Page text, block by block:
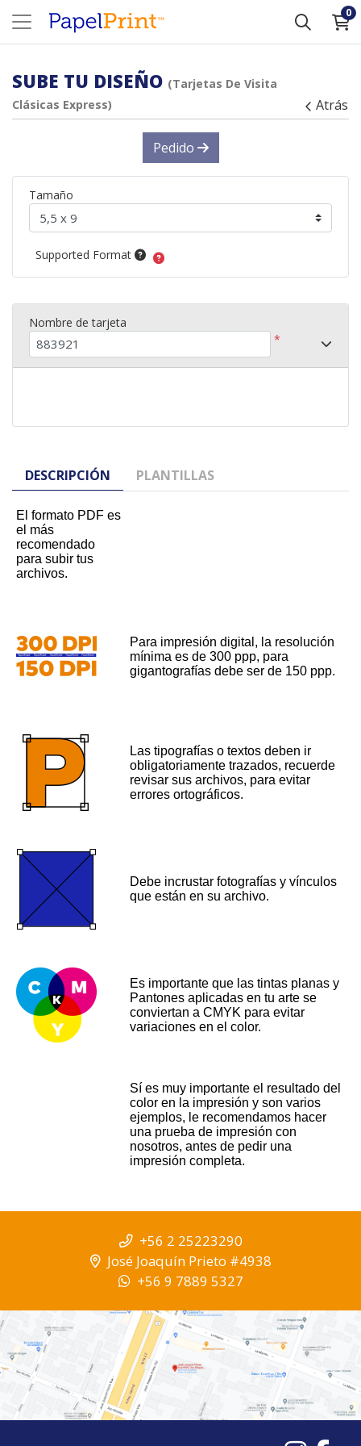
0
SUBE TU DISEÑO (Tarjetas De Visita
Clásicas Express)
Atrás
DESCRIPCIÓN PLANTILLAS
El formato PDF es
el más
recomendado
para subir tus
archivos.
Para impresión digital, la resolución
mínima es de 300 ppp, para
gigantografías debe ser de 150 ppp.
Las tipografías o textos deben ir
obligatoriamente trazados, recuerde
revisar sus archivos, para evitar
errores ortográficos.
Debe incrustar fotografías y vínculos
que están en su archivo.
Es importante que las tintas planas y
Pantones aplicadas en tu arte se
conviertan a CMYK para evitar
variaciones en el color.
Sí es muy importante el resultado del
color en la impresión y son varios
ejemplos, le recomendamos hacer
una prueba de impresión con
nosotros, antes de pedir una
impresión completa.
Pedido
Tamaño
Supported Format
Nombre de tarjeta
*
+56 2 25223290
José Joaquín Prieto #4938
+56 9 7889 5327